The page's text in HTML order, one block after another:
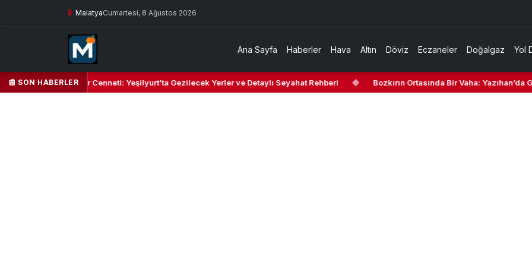
MalatyaCumartesi, 8 Ağustos 2026
Ana Sayfa Haberler Hava Altın Döviz Eczaneler Doğalgaz Yol
📰 SON HABERLER
Yeşil Kalbi ve Kültür Cenneti: Yeşilyurt’ta Gezilecek Yerler ve Detaylı Seyahat Rehberi ◆ Bozkırın Ortasında Bir Vaha: Yazıhan’da